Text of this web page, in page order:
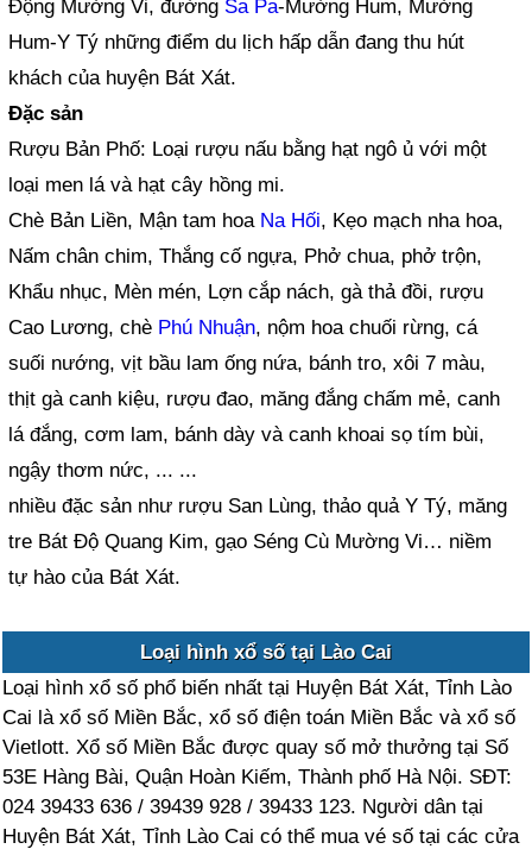
Động Mường Vi, đường Sa Pa-Mường Hum, Mường
Hum-Y Tý những điểm du lịch hấp dẫn đang thu hút
khách của huyện Bát Xát.
Đặc sản
Rượu Bản Phố: Loại rượu nấu bằng hạt ngô ủ với một
loại men lá và hạt cây hồng mi.
Chè Bản Liền, Mận tam hoa Na Hối, Kẹo mạch nha hoa,
Nấm chân chim, Thắng cố ngựa, Phở chua, phở trộn,
Khẩu nhục, Mèn mén, Lợn cắp nách, gà thả đồi, rượu
Cao Lương, chè Phú Nhuận, nộm hoa chuối rừng, cá
suối nướng, vịt bầu lam ống nứa, bánh tro, xôi 7 màu,
thịt gà canh kiệu, rượu đao, măng đắng chấm mẻ, canh
lá đắng, cơm lam, bánh dày và canh khoai sọ tím bùi,
ngậy thơm nức, ... ...
nhiều đặc sản như rượu San Lùng, thảo quả Y Tý, măng
tre Bát Độ Quang Kim, gạo Séng Cù Mường Vi… niềm
tự hào của Bát Xát.
Loại hình xổ số tại Lào Cai
Loại hình xổ số phổ biến nhất tại Huyện Bát Xát, Tỉnh Lào
Cai là xổ số Miền Bắc, xổ số điện toán Miền Bắc và xổ số
Vietlott. Xổ số Miền Bắc được quay số mở thưởng tại Số
53E Hàng Bài, Quận Hoàn Kiếm, Thành phố Hà Nội. SĐT:
024 39433 636 / 39439 928 / 39433 123. Người dân tại
Huyện Bát Xát, Tỉnh Lào Cai có thể mua vé số tại các cửa